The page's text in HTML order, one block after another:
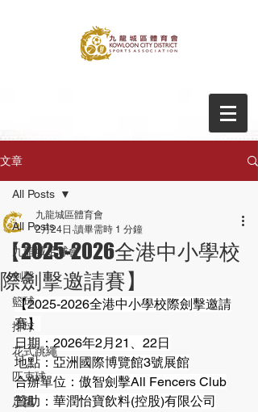
文章
All Posts
九龍城足球會
劍擊
籃球
排球
花式跳繩
匹克球
足毽
All Posts
【2025-2026全港中小學校
際劍擊邀請賽】
九龍城區體育會
2月24日 讀畢需時 1 分鐘
【2025-2026全港中小學校際劍擊邀請
賽】
日期：2026年2月21、22日
地點：亞洲國際博覽館3號展館
合辦單位：傲智劍擊All Fencers Club
贊助：華潤怡寶飲料(控股)有限公司